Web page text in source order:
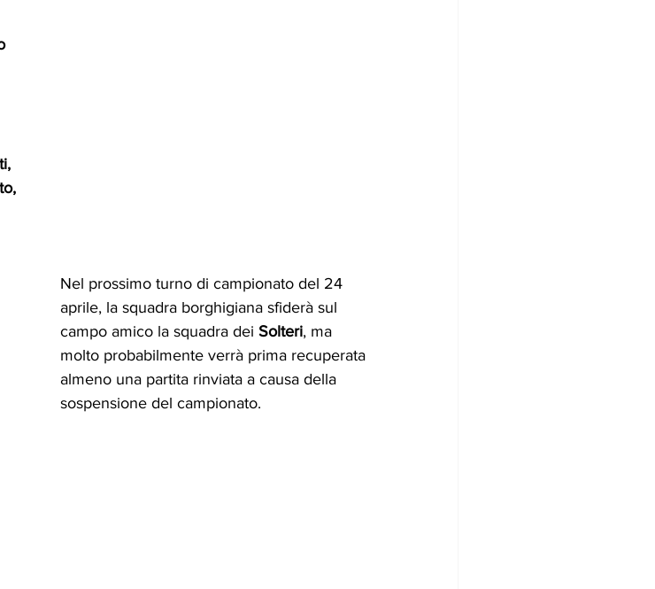
Nel prossimo turno di campionato del 24
aprile, la squadra borghigiana sfiderà sul
campo amico la squadra dei Solteri, ma
molto probabilmente verrà prima recuperata
almeno una partita rinviata a causa della
sospensione del campionato.